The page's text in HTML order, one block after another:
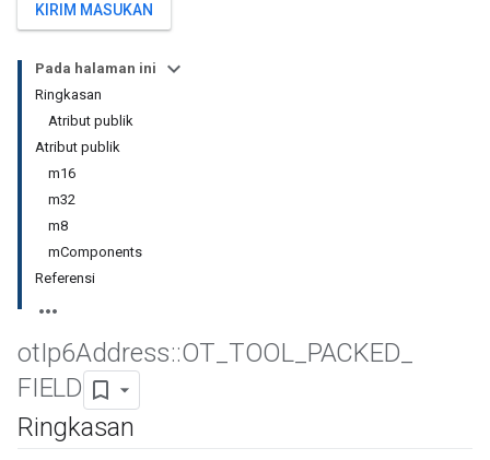
KIRIM MASUKAN
Pada halaman ini
Ringkasan
Atribut publik
Atribut publik
m16
m32
m8
mComponents
Referensi
otIp6Address::OT TOOL PACKED
FIELD
Ringkasan